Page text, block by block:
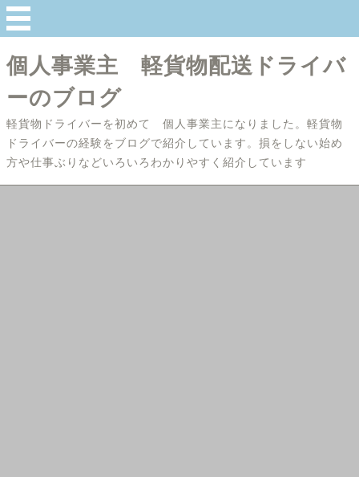
個人事業主 軽貨物配送ドライバ
ーのブログ
軽貨物ドライバーを初めて 個人事業主になりました。軽貨物
ドライバーの経験をブログで紹介しています。損をしない始め
方や仕事ぶりなどいろいろわかりやすく紹介しています